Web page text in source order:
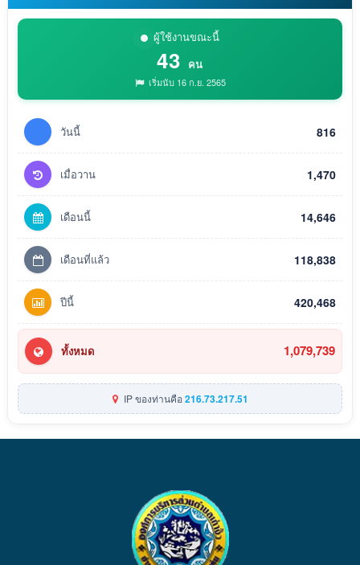
ผู้ใช้งานขณะนี้
43 คน
เริ่มนับ 16 ก.ย. 2565
วันนี้ 816
เมื่อวาน 1,470
เดือนนี้ 14,646
เดือนที่แล้ว 118,838
ปีนี้ 420,468
ทั้งหมด 1,079,739
IP ของท่านคือ216.73.217.51